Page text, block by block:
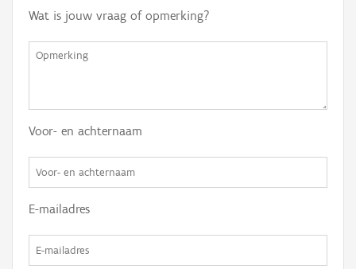
Wat is jouw vraag of opmerking?
Voor- en achternaam
E-mailadres